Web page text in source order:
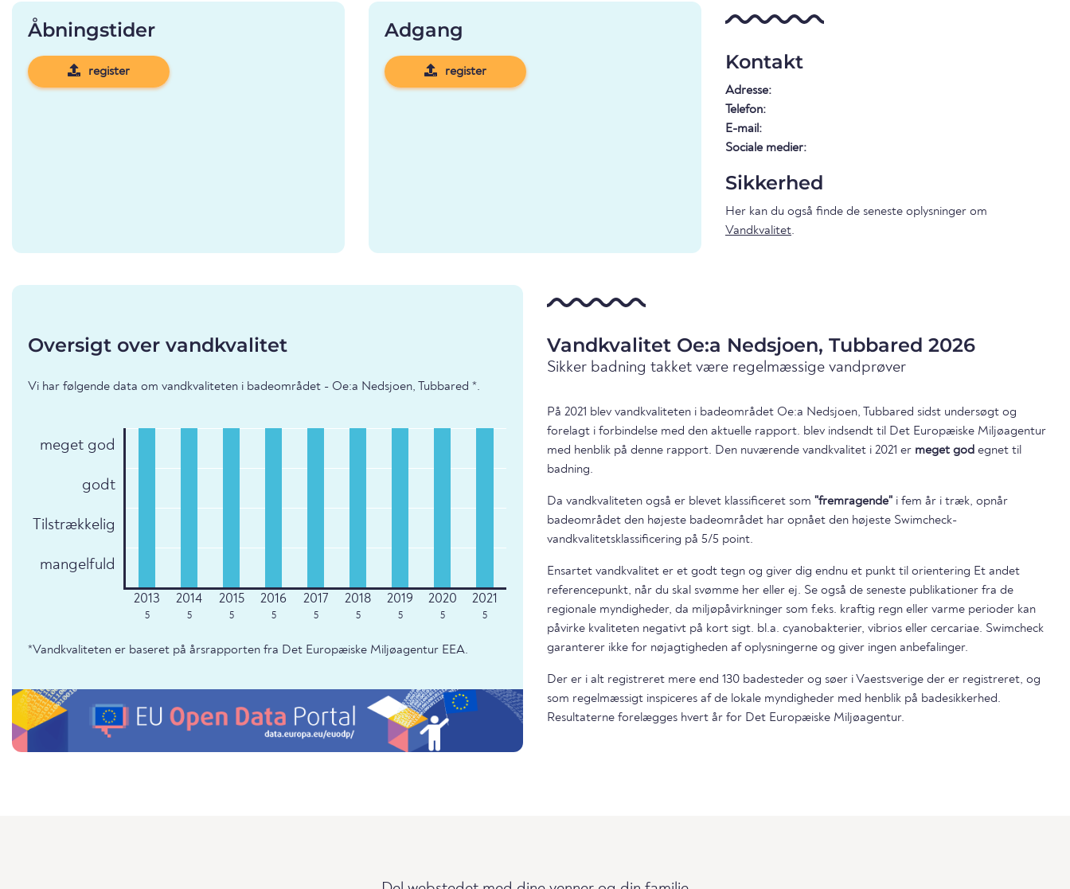
Åbningstider
register
Adgang
register Kontakt
Adresse:
Telefon:
E-mail:
Sociale medier:
Sikkerhed
Her kan du også finde de seneste oplysninger om
Vandkvalitet.
Oversigt over vandkvalitet
Vi har følgende data om vandkvaliteten i badeområdet - Oe:a Nedsjoen, Tubbared *.
meget god
godt
Tilstrækkelig
mangelfuld
5 5 5 5 5 5 5 5 5
*Vandkvaliteten er baseret på årsrapporten fra Det Europæiske Miljøagentur EEA.
Vandkvalitet Oe:a Nedsjoen, Tubbared 2026
Sikker badning takket være regelmæssige vandprøver
På 2021 blev vandkvaliteten i badeområdet Oe:a Nedsjoen, Tubbared sidst undersøgt og
forelagt i forbindelse med den aktuelle rapport. blev indsendt til Det Europæiske Miljøagentur
med henblik på denne rapport. Den nuværende vandkvalitet i 2021 er meget god egnet til
badning.
Da vandkvaliteten også er blevet klassificeret som "fremragende" i fem år i træk, opnår
badeområdet den højeste badeområdet har opnået den højeste Swimcheck-
vandkvalitetsklassificering på 5/5 point.
Ensartet vandkvalitet er et godt tegn og giver dig endnu et punkt til orientering Et andet
referencepunkt, når du skal svømme her eller ej. Se også de seneste publikationer fra de
regionale myndigheder, da miljøpåvirkninger som f.eks. kraftig regn eller varme perioder kan
påvirke kvaliteten negativt på kort sigt. bl.a. cyanobakterier, vibrios eller cercariae. Swimcheck
garanterer ikke for nøjagtigheden af oplysningerne og giver ingen anbefalinger.
Der er i alt registreret mere end 130 badesteder og søer i Vaestsverige der er registreret, og
som regelmæssigt inspiceres af de lokale myndigheder med henblik på badesikkerhed.
Resultaterne forelægges hvert år for Det Europæiske Miljøagentur.